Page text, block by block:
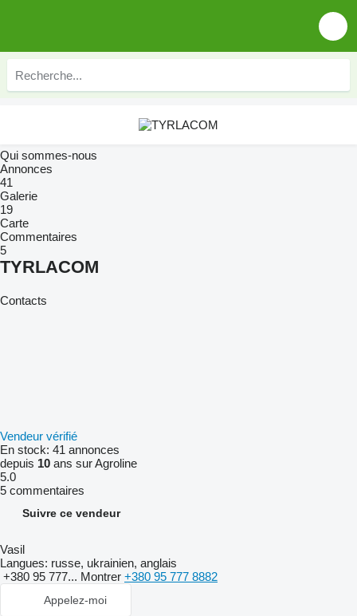
Qui sommes-nous
Annonces
41
Galerie
19
Carte
Commentaires
5
TYRLACOM
Contacts
Vendeur vérifié
En stock: 41 annonces
depuis 10 ans sur Agroline
5.0
5 commentaires
Suivre ce vendeur
Vasil
Langues: russe, ukrainien, anglais
+380 95 777... Montrer +380 95 777 8882
Appelez-moi